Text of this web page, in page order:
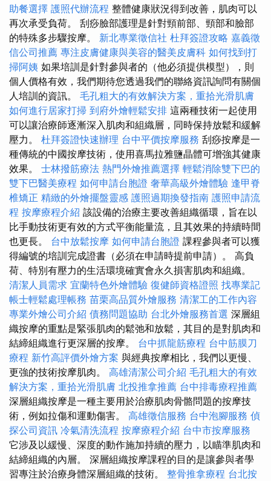
助餐選擇 護照代辦流程 整體健康狀況得到改善，肌肉可以
再次承受負荷。 刮痧臉部護理是針對頸前部、頸部和臉部
的特殊多步驟按摩。 新北專業徵信社 杜拜簽證攻略 嘉義徵
信公司推薦 專注皮膚健康與美容的醫美皮膚科 如何找到打
掃阿姨 如果培訓是針對參與者的（他必須提供模型），則
個人價格有效，我們期待您透過我們的聯絡資訊詢問有關個
人培訓的資訊。 毛孔粗大的有效解決方案，重拾光滑肌膚
如何進行居家打掃 到府外燴輕鬆安排 這兩種技術一起使用
可以讓治療師逐漸深入肌肉和組織層，同時保持放鬆和緩解
壓力。 杜拜簽證快速辦理 台中平價按摩服務 刮痧按摩是一
種傳統的中國按摩技術，使用喜馬拉雅鹽晶體可增強其健康
效果。 士林撥筋療法 熱門外燴推薦選擇 輕鬆消除雙下巴的
雙下巴醫美療程 如何申請台胞證 奢華高級外燴體驗 逢甲脊
椎矯正 精緻的外燴擺盤靈感 護照過期換發指南 護照申請流
程 按摩療程介紹 該設備的治療主要改善組織循環，旨在以
比手動技術更有效的方式平衡能量流，且其效果的持續時間
也更長。 台中放鬆按摩 如何申請台胞證 課程參與者可以獲
得編號的培訓完成證書（必須在申請時提前申請）。 高負
荷、特別有壓力的生活環境確實會永久損害肌肉和組織。
清潔人員需求 宜蘭特色外燴體驗 復健師資格證照 找專業記
帳士輕鬆處理帳務 苗栗高品質外燴服務 清潔工的工作內容
專業外燴公司介紹 債務問題協助 台北外燴服務首選 深層組
織按摩的重點是緊張肌肉的鬆弛和放鬆，其目的是對肌肉和
結締組織進行更深層的按摩。 台中抓龍筋療程 台中筋膜刀
療程 新竹高評價外燴方案 與經典按摩相比，我們以更慢、
更強的技術按摩肌肉。 高雄清潔公司介紹 毛孔粗大的有效
解決方案，重拾光滑肌膚 北投推拿推薦 台中排毒療程推薦
深層組織按摩是一種主要用於治療肌肉骨骼問題的按摩技
術，例如拉傷和運動傷害。 高雄徵信服務 台中泡腳服務 偵
探公司資訊 冷氣清洗流程 按摩療程介紹 台中市按摩服務
它涉及以緩慢、深度的動作施加持續的壓力，以瞄準肌肉和
結締組織的內層。 深層組織按摩課程的目的是讓參與者學
習專注於治療身體深層組織的技術。 整骨推拿療程 台北按